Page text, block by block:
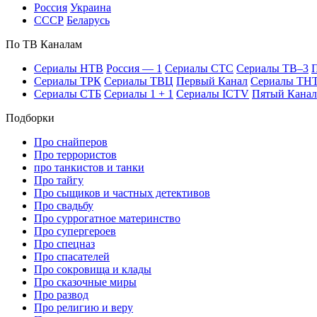
Рос­сия Ук­раи­на
СССР Бе­ла­русь
По ТВ Ка­на­лам
Се­риа­лы НТВ Рос­сия — 1 Се­риа­лы СТС Се­риа­лы ТВ–3
Се­риа­лы ТРК Се­риа­лы ТВЦ Пер­вый Ка­нал Се­риа­лы
Се­риа­лы СТБ Се­риа­лы 1 + 1 Се­риа­лы ICTV Пя­тый Ка­нал
Подборки
Про снайперов
Про террористов
про танкистов и танки
Про тайгу
Про сыщиков и частных детективов
Про свадьбу
Про суррогатное материнство
Про супергероев
Про спецназ
Про спасателей
Про сокровища и клады
Про сказочные миры
Про развод
Про религию и веру